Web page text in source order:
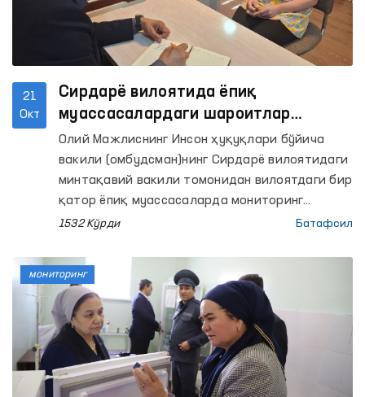
21
Окт
Сирдарё вилоятида ёпиқ
муассасалардаги шароитлар
ўрганилиб, аниқланган камчиликлар
бўйича тақдимнома киритилди
Олий Мажлиснинг Инсон ҳуқуқлари бўйича
вакили (омбудсман)нинг Сирдарё вилоятидаги
минтақавий вакили томонидан вилоятдаги бир
қатор ёпиқ муассасаларда мониторинг
ташрифлари амалга оширилди.
1532 Кўрди Батафсил
мониторинг